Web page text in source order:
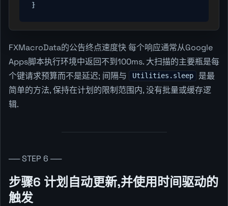
}
FXMacroData的公告终点速度快 每个响应通常从Google
Apps脚本执行环境中返回不到100ms. 大扫描的主要瓶是每
个键请求预算而不是延迟; 间隔与
Utilities.sleep
是最
简单的方法, 保持在计划的限制范围内, 没有批量或缓存逻
辑.
── STEP 6 ──
步骤6 计划自动更新,并使用时间驱动的
触发